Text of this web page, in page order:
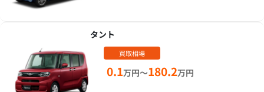
タント
買取相場
0.1万円～180.2万円